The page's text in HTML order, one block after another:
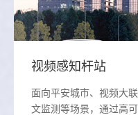
视频感知杆站
面向平安城市、视频大
文监测等场景，通过高